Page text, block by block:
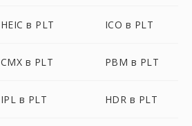
HEIC в PLT ICO в PLT
CMX в PLT PBM в PLT
IPL в PLT HDR в PLT